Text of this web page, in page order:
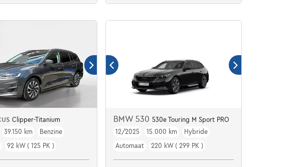
Clipper-Titanium
39.150 km
Benzine
92 kW ( 125 PK )
BMW 530530e Touring M Sport PRO
12/2025
15.000 km
Hybride
Automaat
220 kW ( 299 PK )